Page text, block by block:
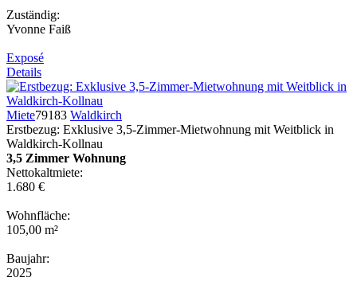
Zuständig:
Yvonne Faiß
Exposé
Details
Miete79183 Waldkirch
Erstbezug: Exklusive 3,5-Zimmer-Mietwohnung mit Weitblick in
Waldkirch-Kollnau
3,5 Zimmer Wohnung
Nettokaltmiete:
1.680 €
Wohnfläche:
105,00 m²
Baujahr:
2025